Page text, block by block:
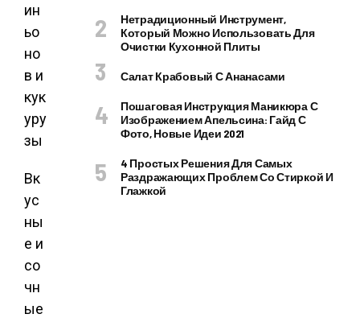
Вк
ус
ны
е и
со
чн
ые
Нетрадиционный Инструмент,
Который Можно Использовать Для
Очистки Кухонной Плиты
Салат Крабовый С Ананасами
Пошаговая Инструкция Маникюра С
Изображением Апельсина: Гайд С
Фото, Новые Идеи 2021
4 Простых Решения Для Самых
Раздражающих Проблем Со Стиркой И
Глажкой